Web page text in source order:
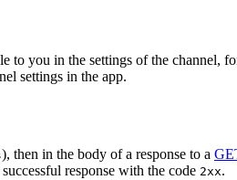
to you in the settings of the channel,
settings in the app.
), then in the body of a response to a
response with the code 2xx.